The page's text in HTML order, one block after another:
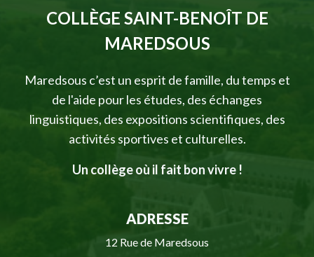
COLLÈGE SAINT-BENOÎT DE
MAREDSOUS
Maredsous c’est un esprit de famille, du temps et
de l'aide pour les études, des échanges
linguistiques, des expositions scientifiques, des
activités sportives et culturelles.
Un collège où il fait bon vivre !
ADRESSE
12 Rue de Maredsous